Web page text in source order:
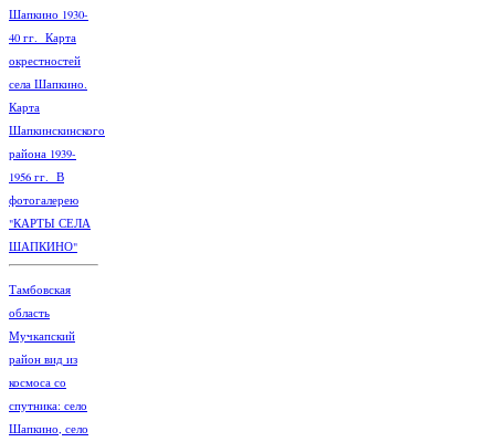
Шапкино 1930-
40 гг. Карта
окрестностей
села Шапкино.
Карта
Шапкинскинского
района 1939-
1956 гг. В
фотогалерею
"КАРТЫ СЕЛА
ШАПКИНО"
Тамбовская
область
Мучкапский
район вид из
космоса со
спутника: село
Шапкино, село